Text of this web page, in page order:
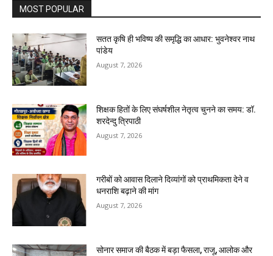
MOST POPULAR
सतत कृषि ही भविष्य की समृद्धि का आधार: भुवनेश्वर नाथ
पांडेय
August 7, 2026
शिक्षक हितों के लिए संघर्षशील नेतृत्व चुनने का समय: डॉ.
शरदेन्दु त्रिपाठी
August 7, 2026
गरीबों को आवास दिलाने दिव्यांगों को प्राथमिकता देने व
धनराशि बढ़ाने की मांग
August 7, 2026
सोनार समाज की बैठक में बड़ा फैसला, राजू, आलोक और